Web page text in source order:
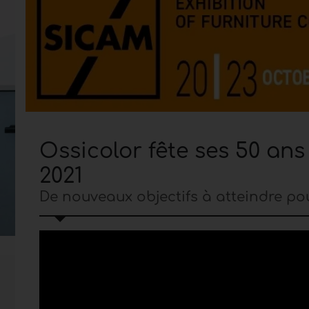
Ossicolor fête ses 50
2021
De nouveaux objectifs à atteindre